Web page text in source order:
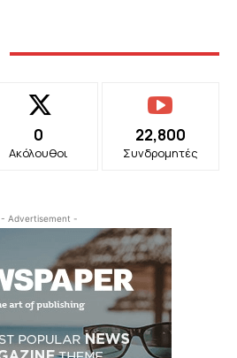
0
Ακόλουθοι
22,800
Συνδρομητές
- Advertisement -